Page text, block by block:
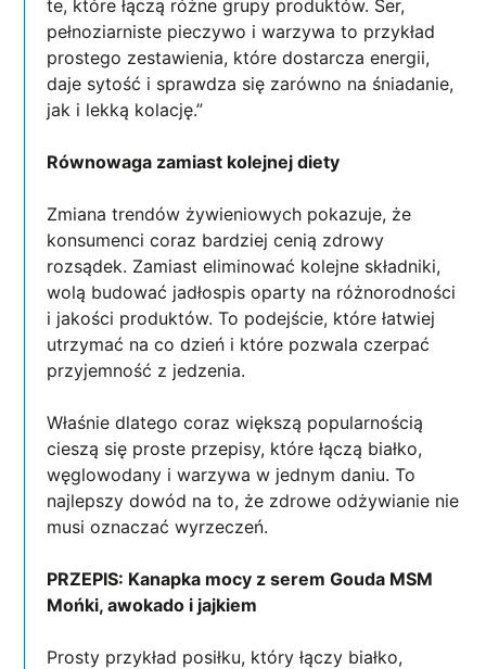
te, które łączą różne grupy produktów. Ser,
pełnoziarniste pieczywo i warzywa to przykład
prostego zestawienia, które dostarcza energii,
daje sytość i sprawdza się zarówno na śniadanie,
jak i lekką kolację.”
Równowaga zamiast kolejnej diety
Zmiana trendów żywieniowych pokazuje, że
konsumenci coraz bardziej cenią zdrowy
rozsądek. Zamiast eliminować kolejne składniki,
wolą budować jadłospis oparty na różnorodności
i jakości produktów. To podejście, które łatwiej
utrzymać na co dzień i które pozwala czerpać
przyjemność z jedzenia.
Właśnie dlatego coraz większą popularnością
cieszą się proste przepisy, które łączą białko,
węglowodany i warzywa w jednym daniu. To
najlepszy dowód na to, że zdrowe odżywianie nie
musi oznaczać wyrzeczeń.
PRZEPIS: Kanapka mocy z serem Gouda MSM
Mońki, awokado i jajkiem
Prosty przykład posiłku, który łączy białko,